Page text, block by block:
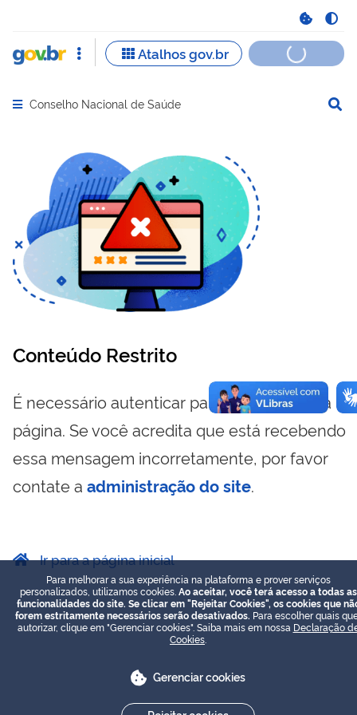
Abrir menu principal de navegação
Conselho Nacional de Saúde
Conteúdo Restrito
É necessário autenticar para visualizar essa
página. Se você acredita que está recebendo
essa mensagem incorretamente, por favor
contate a administração do site.
Ir para a página inicial
Para melhorar a sua experiência na plataforma e prover serviços
personalizados, utilizamos cookies. Ao aceitar, você terá acesso a todas as
funcionalidades do site. Se clicar em "Rejeitar Cookies", os cookies que
forem estritamente necessários serão desativados. Para escolher quais
autorizar, clique em "Gerenciar cookies". Saiba mais em nossa Declaração
Cookies
Gerenciar cookies